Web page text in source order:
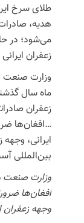
طلای سرخ
هدیه،
می‌شود؛ در
زعفران
ماه سال
زعفران
…افغان‌ها
ایرانی، وجهه
بین‌المللی
وزارت صنعت
افغان‌ها
وجهه زعفران